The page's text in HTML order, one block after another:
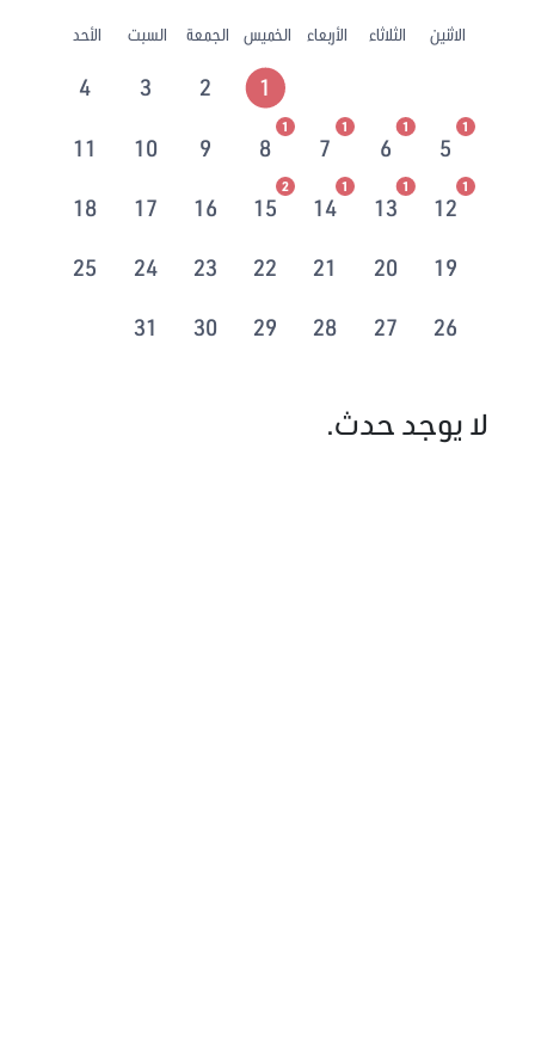
الاثنين الثلاثاء الأربعاء الخميس الجمعة السبت الأحد
1
2
3
4
5
1
6
1
7
1
8
1
9
10
11
12
1
13
1
14
1
15
2
16
17
18
19
20
21
22
23
24
25
26
27
28
29
30
31
لا يوجد حدث.